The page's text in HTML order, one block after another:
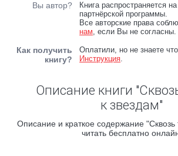
Вы автор?
Книга распространяется
партнёрской программы.
Все авторские права
нам, если Вы не согласны.
Как получить
книгу?
Оплатили, но не знаете
Инструкция.
Описание книги
к звездам"
Описание и краткое содержание "Сквозь
читать бесплатно